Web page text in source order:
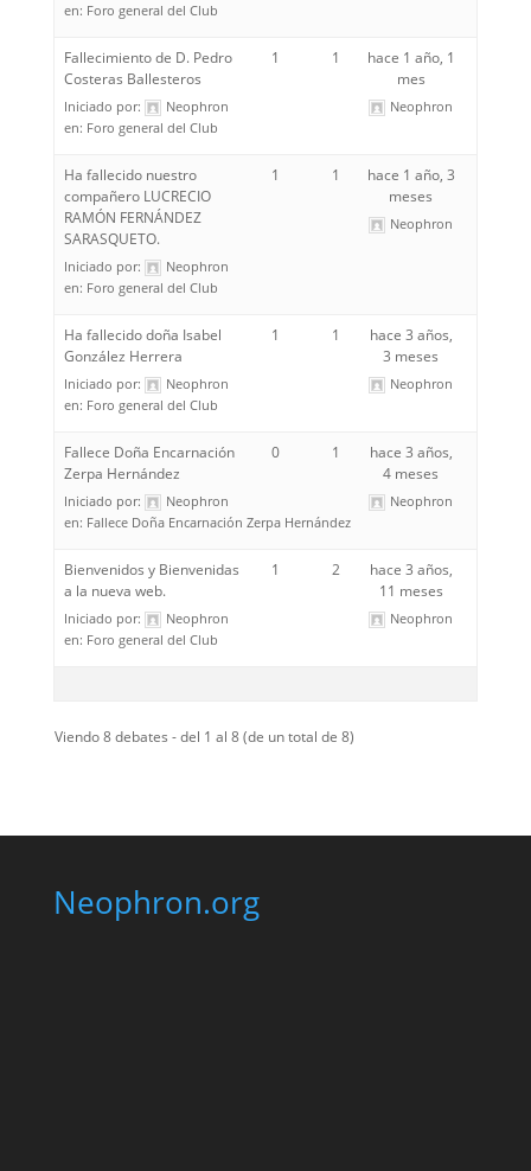
en: Foro general del Club
Fallecimiento de D. Pedro
Costeras Ballesteros
Iniciado por:
Neophron
en: Foro general del Club
1 1
hace 1 año, 1
mes
Neophron
Ha fallecido nuestro
compañero LUCRECIO
RAMÓN FERNÁNDEZ
SARASQUETO.
Iniciado por:
Neophron
en: Foro general del Club
1 1
hace 1 año, 3
meses
Neophron
Ha fallecido doña Isabel
González Herrera
Iniciado por:
Neophron
en: Foro general del Club
1 1
hace 3 años,
3 meses
Neophron
Fallece Doña Encarnación
Zerpa Hernández
Iniciado por:
Neophron
en: Fallece Doña Encarnación Zerpa Hernández
0 1
hace 3 años,
4 meses
Neophron
Bienvenidos y Bienvenidas
a la nueva web.
Iniciado por:
Neophron
en: Foro general del Club
1 2
hace 3 años,
11 meses
Neophron
Viendo 8 debates - del 1 al 8 (de un total de 8)
Neophron.org